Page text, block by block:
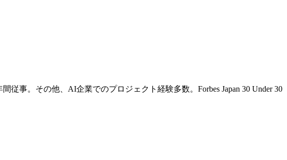
事。その他、AI企業でのプロジェクト経験多数。Forbes Japan 30 Under 30